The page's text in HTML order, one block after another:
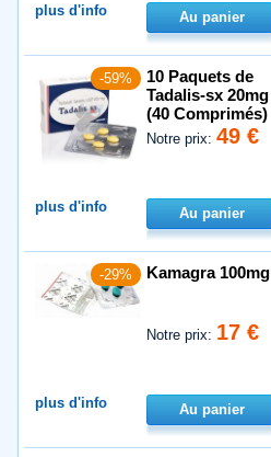
plus d'info Au panier
-59%
10 Paquets de
Tadalis-sx 20mg
(40 Comprimés)
Notre prix:49 €
plus d'info Au panier
-29% Kamagra 100mg
Notre prix: 17 €
plus d'info Au panier